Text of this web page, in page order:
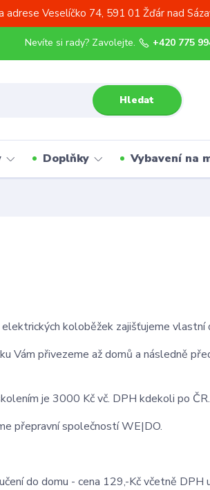
Veselíčko 74, 591 01 Žďár nad
Hledat
Nevíte si rady? Zavolejte. +420 775
Doplňky Vybavení na
koloběžek zajišťujeme vlastní
Vám přivezeme až domů a následně
je 3000 Kč vč. DPH kdekoli po ČR.
přepravní společností WE|DO.
do domu - cena 129,-Kč včetně DPH